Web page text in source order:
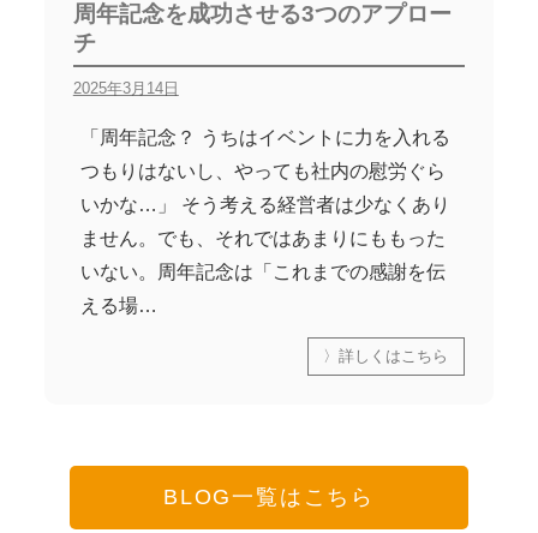
周年記念を成功させる3つのアプロー
チ
2025年3月14日
「周年記念？ うちはイベントに力を入れる
つもりはないし、やっても社内の慰労ぐら
いかな…」 そう考える経営者は少なくあり
ません。でも、それではあまりにももった
いない。周年記念は「これまでの感謝を伝
える場…
〉詳しくはこちら
BLOG一覧はこちら